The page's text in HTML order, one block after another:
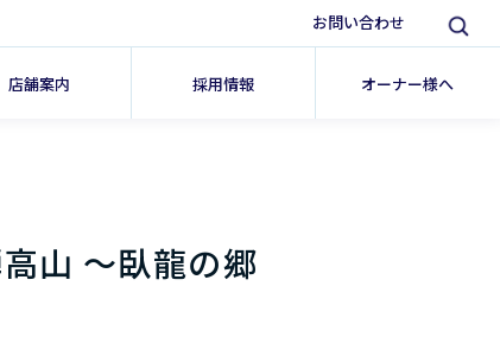
店舗案内 採用情報 オーナー様へ
お問い合わせ
山 ～臥龍の郷